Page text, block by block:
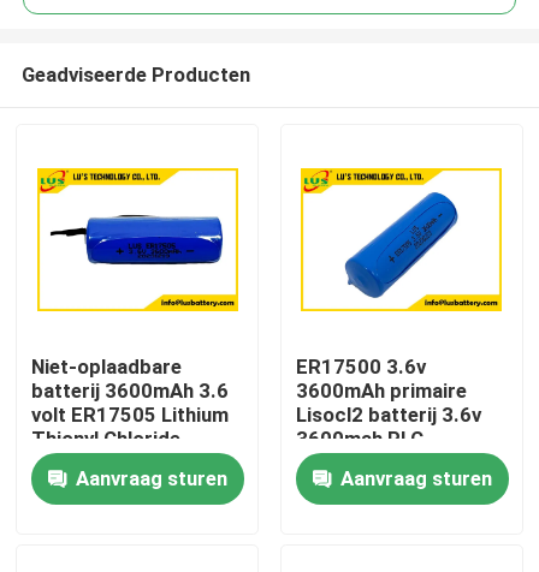
Huis
Producten
Geadviseerde Producten
Niet-oplaadbare
batterij 3600mAh 3.6
volt ER17505 Lithium
Thionyl Chloride
Aanvraag sturen
ER17500 3.6v
3600mAh primaire
Lisocl2 batterij 3.6v
3600mah PLC
Lithiumbatterij Pack
OEM Aanvraag sturen